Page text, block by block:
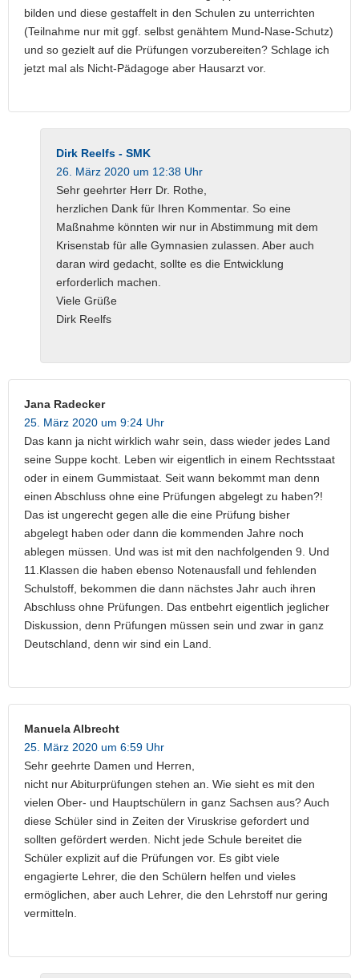
bilden und diese gestaffelt in den Schulen zu unterrichten
(Teilnahme nur mit ggf. selbst genähtem Mund-Nase-Schutz)
und so gezielt auf die Prüfungen vorzubereiten? Schlage ich
jetzt mal als Nicht-Pädagoge aber Hausarzt vor.
Dirk Reelfs - SMK
26. März 2020 um 12:38 Uhr
Sehr geehrter Herr Dr. Rothe,
herzlichen Dank für Ihren Kommentar. So eine
Maßnahme könnten wir nur in Abstimmung mit dem
Krisenstab für alle Gymnasien zulassen. Aber auch
daran wird gedacht, sollte es die Entwicklung
erforderlich machen.
Viele Grüße
Dirk Reelfs
Jana Radecker
25. März 2020 um 9:24 Uhr
Das kann ja nicht wirklich wahr sein, dass wieder jedes Land
seine Suppe kocht. Leben wir eigentlich in einem Rechtsstaat
oder in einem Gummistaat. Seit wann bekommt man denn
einen Abschluss ohne eine Prüfungen abgelegt zu haben?!
Das ist ungerecht gegen alle die eine Prüfung bisher
abgelegt haben oder dann die kommenden Jahre noch
ablegen müssen. Und was ist mit den nachfolgenden 9. Und
11.Klassen die haben ebenso Notenausfall und fehlenden
Schulstoff, bekommen die dann nächstes Jahr auch ihren
Abschluss ohne Prüfungen. Das entbehrt eigentlich jeglicher
Diskussion, denn Prüfungen müssen sein und zwar in ganz
Deutschland, denn wir sind ein Land.
Manuela Albrecht
25. März 2020 um 6:59 Uhr
Sehr geehrte Damen und Herren,
nicht nur Abiturprüfungen stehen an. Wie sieht es mit den
vielen Ober- und Hauptschülern in ganz Sachsen aus? Auch
diese Schüler sind in Zeiten der Viruskrise gefordert und
sollten gefördert werden. Nicht jede Schule bereitet die
Schüler explizit auf die Prüfungen vor. Es gibt viele
engagierte Lehrer, die den Schülern helfen und vieles
ermöglichen, aber auch Lehrer, die den Lehrstoff nur gering
vermitteln.